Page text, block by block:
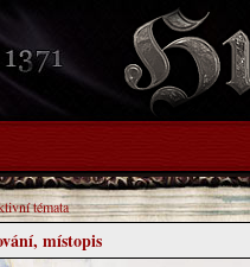
témata
místopis